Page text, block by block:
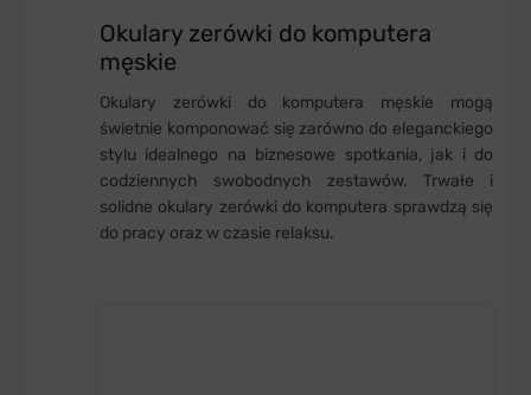
Okulary zerówki do komputera
męskie
Okulary zerówki do komputera męskie mogą
świetnie komponować się zarówno do eleganckiego
stylu idealnego na biznesowe spotkania, jak i do
codziennych swobodnych zestawów. Trwałe i
solidne okulary zerówki do komputera sprawdzą się
do pracy oraz w czasie relaksu.